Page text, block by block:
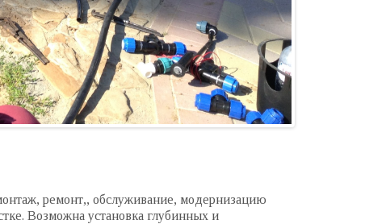
ремонт,, обслуживание, модернизацию
Возможна установка глубинных и